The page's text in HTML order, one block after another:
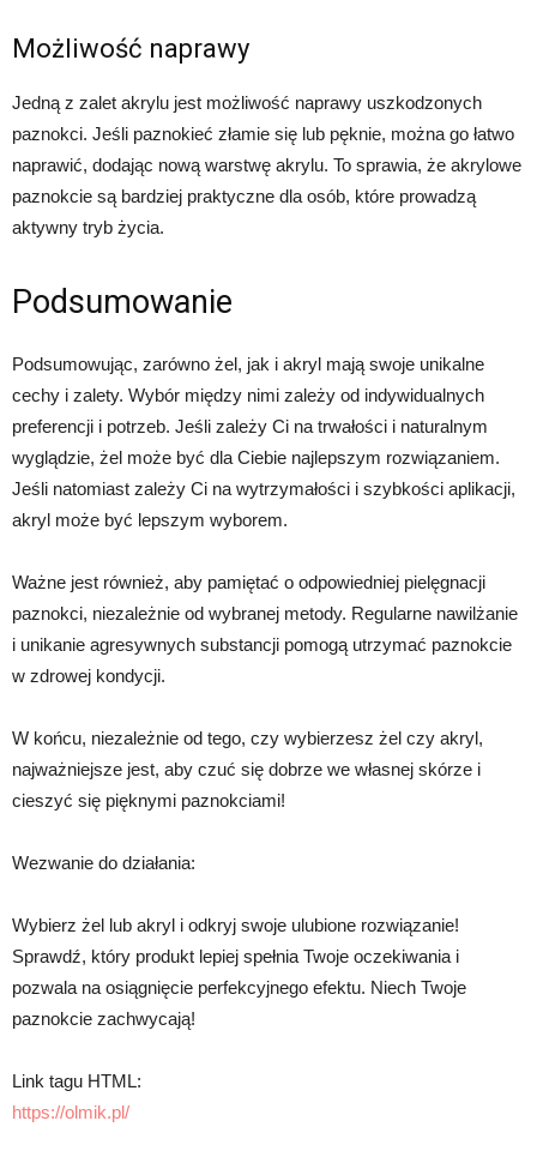
Możliwość naprawy
Jedną z zalet akrylu jest możliwość naprawy uszkodzonych
paznokci. Jeśli paznokieć złamie się lub pęknie, można go łatwo
naprawić, dodając nową warstwę akrylu. To sprawia, że akrylowe
paznokcie są bardziej praktyczne dla osób, które prowadzą
aktywny tryb życia.
Podsumowanie
Podsumowując, zarówno żel, jak i akryl mają swoje unikalne
cechy i zalety. Wybór między nimi zależy od indywidualnych
preferencji i potrzeb. Jeśli zależy Ci na trwałości i naturalnym
wyglądzie, żel może być dla Ciebie najlepszym rozwiązaniem.
Jeśli natomiast zależy Ci na wytrzymałości i szybkości aplikacji,
akryl może być lepszym wyborem.
Ważne jest również, aby pamiętać o odpowiedniej pielęgnacji
paznokci, niezależnie od wybranej metody. Regularne nawilżanie
i unikanie agresywnych substancji pomogą utrzymać paznokcie
w zdrowej kondycji.
W końcu, niezależnie od tego, czy wybierzesz żel czy akryl,
najważniejsze jest, aby czuć się dobrze we własnej skórze i
cieszyć się pięknymi paznokciami!
Wezwanie do działania:
Wybierz żel lub akryl i odkryj swoje ulubione rozwiązanie!
Sprawdź, który produkt lepiej spełnia Twoje oczekiwania i
pozwala na osiągnięcie perfekcyjnego efektu. Niech Twoje
paznokcie zachwycają!
Link tagu HTML:
https://olmik.pl/